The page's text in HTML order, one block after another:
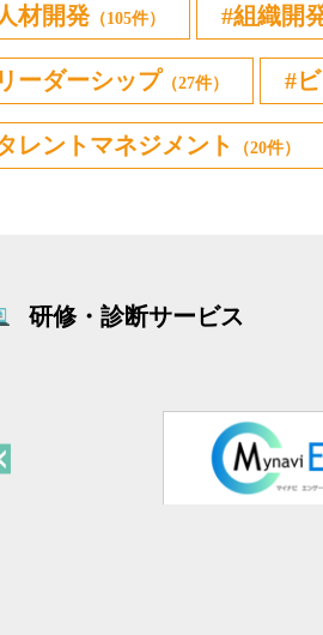
人材開発（105件） 組織開
リーダーシップ （27件）
レントマネジメント （20件）
研修・診断サービス